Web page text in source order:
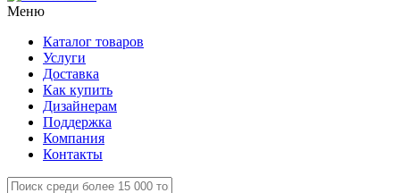
Меню
Каталог товаров
Услуги
Доставка
Как купить
Дизайнерам
Поддержка
Компания
Контакты